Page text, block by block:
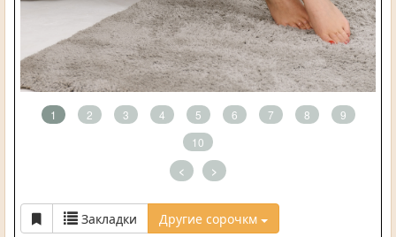
1 2 3 4 5 6 7 8
9
10
< >
Закладки Другие сорочкм